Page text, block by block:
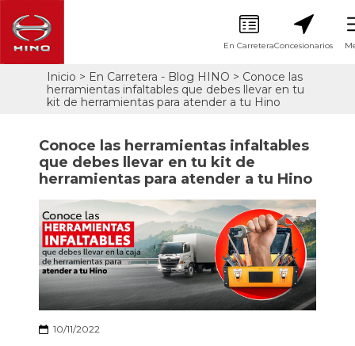
contenido
En CarreteraConcesionarios
Sobrescribir
enlaces
ayuda
a
la
Inicio En Carretera - Blog HINO
Conoce las
herramientas infaltables que debes llevar en tu
kit de herramientas para atender a tu Hino
Conoce las herramientas infaltables
que debes llevar en tu kit de
herramientas para atender a tu Hino
10/11/2022